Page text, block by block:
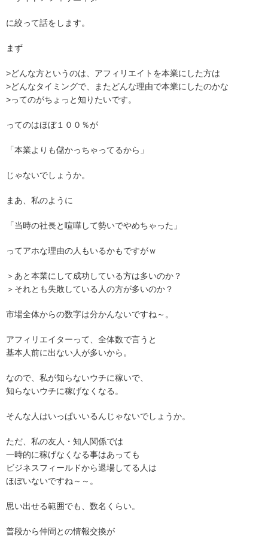
に絞って話をします。
まず
>どんな方というのは、アフィリエイトを本業にした方は
>どんなタイミングで、またどんな理由で本業にしたのかな
>ってのがちょっと知りたいです。
ってのはほぼ１００％が
「本業よりも儲かっちゃってるから」
じゃないでしょうか。
まあ、私のように
「当時の社長と喧嘩して勢いでやめちゃった」
ってアホな理由の人もいるかもですがｗ
＞あと本業にして成功している方は多いのか？
＞それとも失敗している人の方が多いのか？
市場全体からの数字は分かんないですね～。
アフィリエイターって、全体数で言うと
基本人前に出ない人が多いから。
なので、私が知らないウチに稼いで、
知らないウチに稼げなくなる。
そんな人はいっぱいいるんじゃないでしょうか。
ただ、私の友人・知人関係では
一時的に稼げなくなる事はあっても
ビジネスフィールドから退場してる人は
ほぼいないですね～～。
思い出せる範囲でも、数名くらい。
普段から仲間との情報交換が